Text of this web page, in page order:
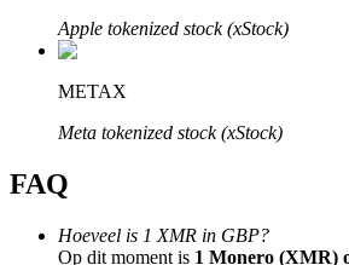
Apple tokenized stock (xStock)
METAX
Meta tokenized stock (xStock)
FAQ
Hoeveel is 1 XMR in GBP?
Op dit moment is 1 Monero (XMR)